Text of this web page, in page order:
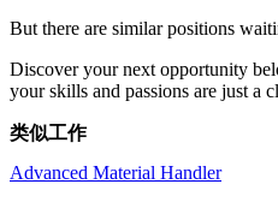
But there are similar positions
Discover your next opportunity
your skills and passions are just a
类似工作
Advanced Material Handler